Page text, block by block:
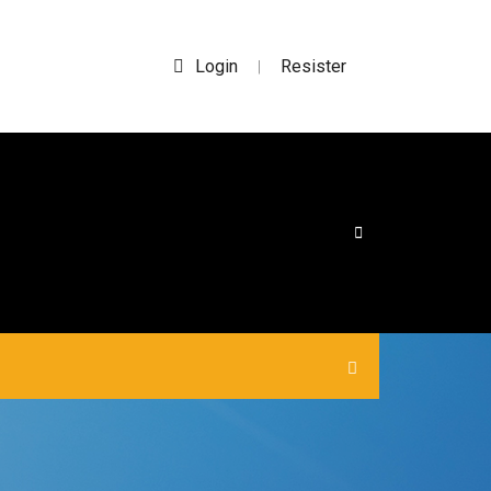
Login | Resister